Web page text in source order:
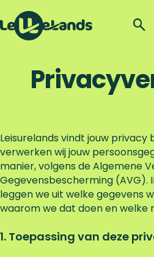
e
e
h
o
m
e
p
a
g
Leisurelands vindt jouw privacy
verwerken wij jouw
manier, volgens de Algemene
Gegevensbescherming (AVG).
leggen we uit welke gegevens
waarom we dat doen en welke
1. Toepassing van deze